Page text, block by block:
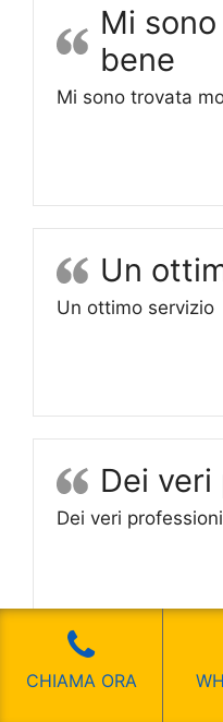
Mi
bene
Mi sono trovata
Un
Un ottimo servizio
Dei
Dei veri
Richiedi
CHIAMA ORA